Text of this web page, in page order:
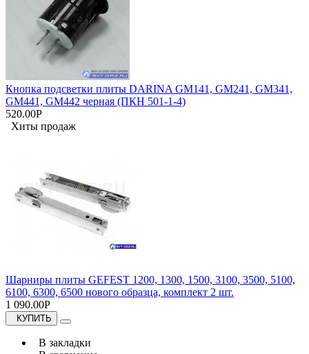
Кнопка подсветки плиты DARINA GM141, GM241, GM341,
GM441, GM442 черная (ПКН 501-1-4)
520.00Р
Хиты продаж
Шарниры плиты GEFEST 1200, 1300, 1500, 3100, 3500, 5100,
6100, 6300, 6500 нового образца, комплект 2 шт.
1 090.00Р
КУПИТЬ
В закладки